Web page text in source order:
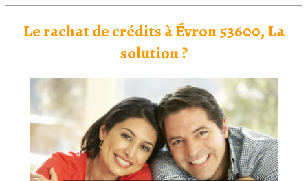
Le rachat de crédits à Évron 53600, La
solution ?